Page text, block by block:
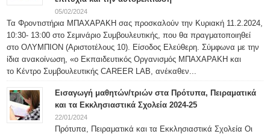
05/02/2024
Τα Φροντιστήρια ΜΠΑΧΑΡΑΚΗ σας προσκαλούν την Κυριακή 11.2.2024,
10:30- 13:00 στο Σεμινάριο Συμβουλευτικής, που θα πραγματοποιηθεί
στο ΟΛΥΜΠΙΟΝ (Αριστοτέλους 10). Είσοδος Ελεύθερη. Σύμφωνα με την
ίδια ανακοίνωση, «ο Εκπαιδευτικός Οργανισμός ΜΠΑΧΑΡΑΚΗ και
το Κέντρο Συμβουλευτικής CAREER LAB, ανέκαθεν...
Εισαγωγή μαθητών/τριών στα Πρότυπα, Πειραματικά
και τα Εκκλησιαστικά Σχολεία 2024-25
22/01/2024
Πρότυπα, Πειραματικά και τα Εκκλησιαστικά Σχολεία Οι